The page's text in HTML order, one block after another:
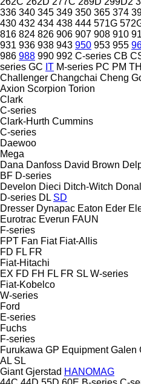
336 340 345 349 350 365 374
430 432 434 438 444 571G
816 824 826 906 907 908 910
931 936 938 943 950 953 955
986 988 990 992 C-series CB
series GC IT M-series PC PM TH
Challenger Changchai Cheng
Axion Scorpion Torion
Clark
C-series
Clark-Hurth Cummins
C-series
Daewoo
Mega
Dana Danfoss David Brown
BF D-series
Develon Dieci Ditch-Witch
D-series DL SD
Dresser Dynapac Eaton Eder
Eurotrac Everun FAUN
F-series
FPT Fan Fiat Fiat-Allis
FD FL FR
Fiat-Hitachi
EX FD FH FL FR SL W-series
Fiat-Kobelco
W-series
Ford
E-series
Fuchs
F-series
Furukawa GP Equipment Galen
AL SL
Giant Gjerstad HANOMAG